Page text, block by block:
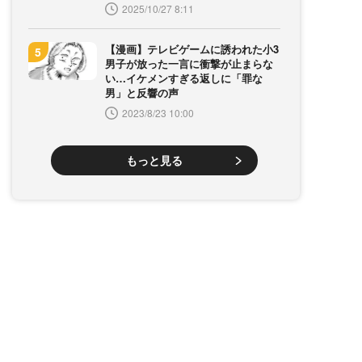
2025/10/27 8:11
【漫画】テレビゲームに誘われた小3
男子が放った一言に衝撃が止まらな
い…イケメンすぎる返しに「罪な
男」と反響の声
2023/8/23 10:00
もっと見る